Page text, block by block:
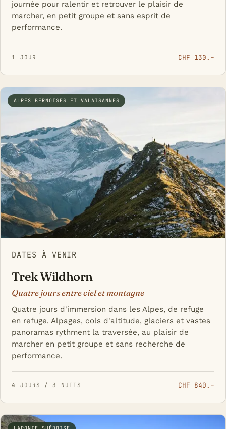
journée pour ralentir et retrouver le plaisir de
marcher, en petit groupe et sans esprit de
performance.
1 JOUR CHF 130.–
ALPES BERNOISES ET VALAISANNES
DATES À VENIR
Trek Wildhorn
Quatre jours entre ciel et montagne
Quatre jours d'immersion dans les Alpes, de refuge
en refuge. Alpages, cols d'altitude, glaciers et vastes
panoramas rythment la traversée, au plaisir de
marcher en petit groupe et sans recherche de
performance.
4 JOURS / 3 NUITS CHF 840.–